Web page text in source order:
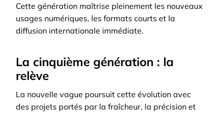
Cette génération maîtrise pleinement les nouveaux
usages numériques, les formats courts et la
diffusion internationale immédiate.
La cinquième génération : la
relève
La nouvelle vague poursuit cette évolution avec
des projets portés par la fraîcheur, la précision et